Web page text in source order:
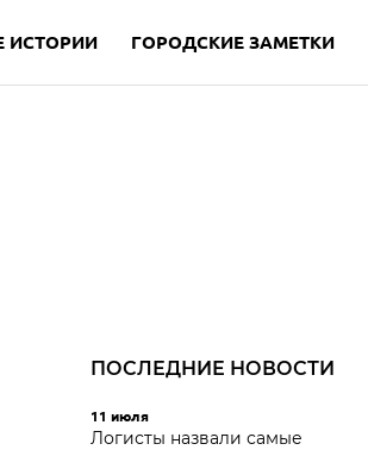
ИСТОРИИ ГОРОДСКИЕ ЗАМЕТКИ
ПОСЛЕДНИЕ НОВОСТИ
11 июля
Логисты назвали самые